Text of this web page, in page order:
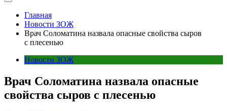
Главная
Новости ЗОЖ
Врач Соломатина назвала опасные свойства сыров
с плесенью
Новости ЗОЖ
Врач Соломатина назвала опасные
свойства сыров с плесенью